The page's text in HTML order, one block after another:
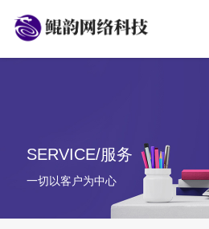
SERVICE/服务
一切以客户为中心